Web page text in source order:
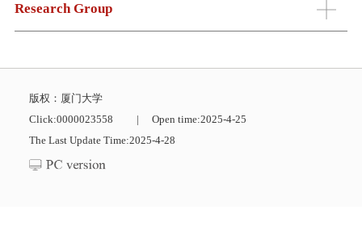
Research Group
版权：厦门大学
Click:0000023558 | Open time:2025-4-25
The Last Update Time:2025-4-28